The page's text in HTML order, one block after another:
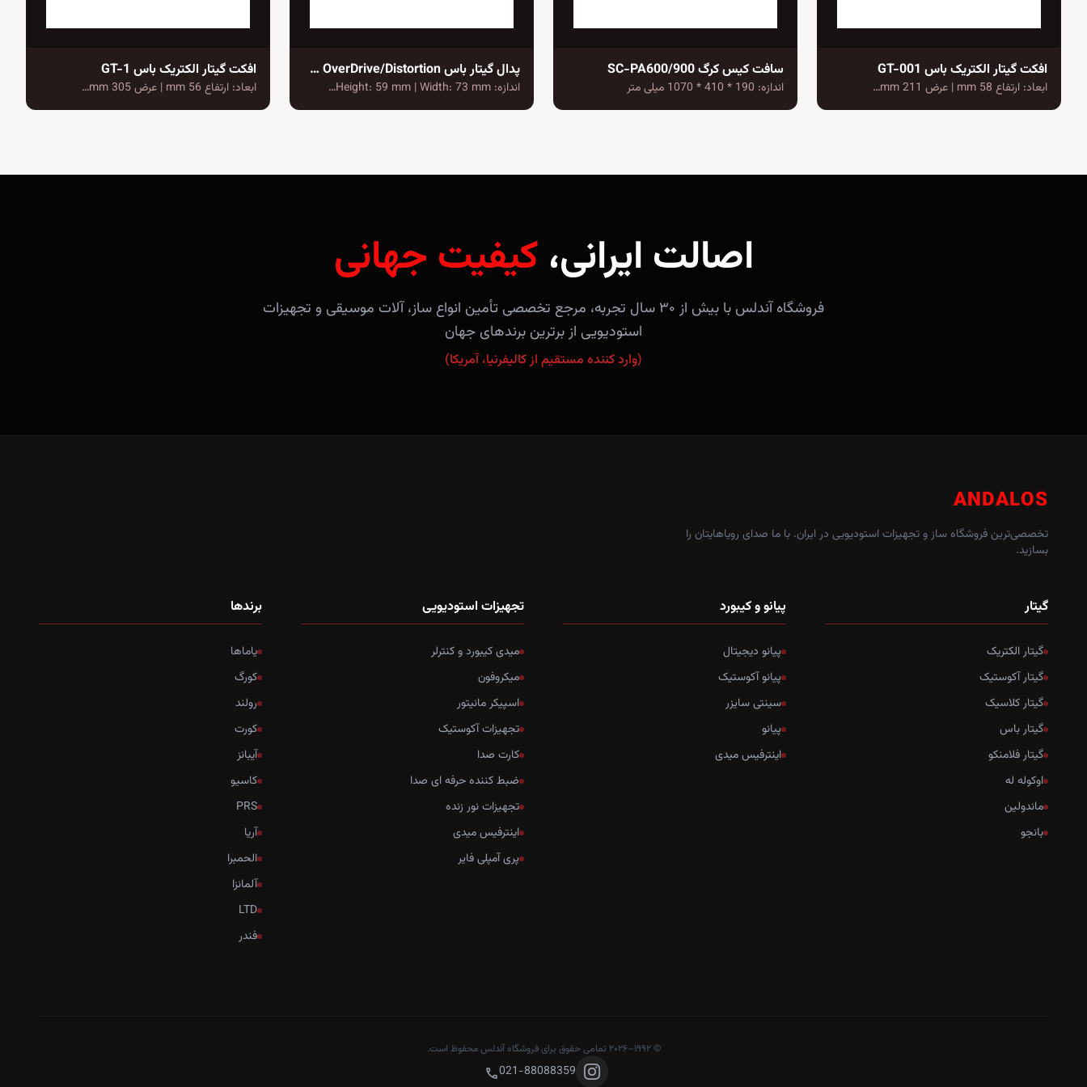
افکت گیتار الکتریک باس GT-001
ابعاد: ارتفاع 58 mm | عرض 211 mm…
سافت کیس کرگ SC-PA600/900
اندازه: 190 * 410 * 1070 میلی متر
پدال گیتار باس OS-2 OverDrive/Distortion
اندازه: Height: 59 mm | Width: 73 mm…
افکت گیتار الکتریک باس GT-1
ابعاد: ارتفاع 56 mm | عرض 305 mm…
اصالت ایرانی، کیفیت جهانی
فروشگاه آندلس با بیش از ۳۰ سال تجربه، مرجع تخصصی تأمین انواع ساز، آلات موسیقی و تجهیزات
استودیویی از برترین برندهای جهان
(وارد کننده مستقیم از کالیفرنیا، آمریکا)
ANDALOS
تخصصی‌ترین فروشگاه ساز و تجهیزات استودیویی در ایران. با ما صدای رویاهایتان را
بسازید.
گیتار
گیتار الکتریک
گیتار آکوستیک
گیتار کلاسیک
گیتار باس
گیتار فلامنکو
اوکوله له
ماندولین
بانجو
پیانو و کیبورد
پیانو دیجیتال
پیانو آکوستیک
سینتی سایزر
پیانو
اینترفیس میدی
تجهیزات استودیویی
میدی کیبورد و کنترلر
میکروفون
اسپیکر مانیتور
تجهیزات آکوستیک
کارت صدا
ضبط کننده حرفه ای صدا
تجهیزات نور زنده
اینترفیس میدی
پری آمپلی فایر
برندها
یاماها
کورگ
رولند
کورت
آیبانز
کاسیو
PRS
آریا
الحمبرا
آلمانزا
LTD
فندر
© ۱۹۹۲–۲۰۲۶ تمامی حقوق برای فروشگاه آندلس محفوظ است.
call021-88088359